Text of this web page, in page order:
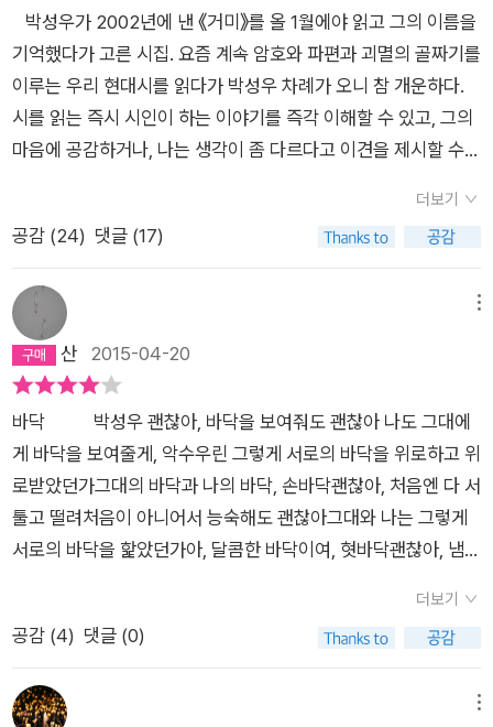
마와 조곤조곤 애기하던 입”의 기억을 되살린다. 열 달 동안만 입
이었던 입/아니, 열 달도 못되게 입이었던 입,/입 벌리고 하품하
다/문득, 사십년 전의 입을 만져본다//자궁 안에서만 입이었던
입/이도 잇몸도 없이/과일과 고기를 받아먹던 입/심장을 뛰게 하
던 입/엄마를 쪽쪽 빨아/눈 코 입 손 발을 키우던 입/입 한번 연 적
한 최근 시들의 한 경향에서 한 발 비켜서서 “일상의 진실과 생명
의 본성에 대한 탐구를 불러일으킨다는 점”(하상일 「해설」)에서
현재의 우리 시단에 커다란 의의를 지닌다. 첨단의 감각에 기울기
보다는 순박하고 투명하며, 때로는 “서른일곱 먹도록” “서울엔
종점 같은 건 없는 줄 알았”(「종점」)다는 어리숙한 모습으로 중심
에서 외떨어진 삶의 쓸쓸함과 아름다움을 진솔하게 드러내는 그
의 시는, 언뜻 보기에 낡고 오래된 듯하지만 그럼으로써 오히려
더욱 생생한 서정시의 환한 미래를 보여준다 하겠다. 이팝나무 아
래 우체국이 있다/빨강 우체통 세우고 우체국을 낸 건 나지만/이
팝나무 우체국의 주인은 닭이다/부리를 쪼아 소인을 찍는 일이
며/뙤똥뙤똥 편지 배달을 나가는 일이며/파닥파닥 한소식 걷어오
는 일이며/닭들은 종일 우체국 일로 분주하다/이팝나무 우체국
우체부는 다섯이다/수탉 우체국장과 암탉 집배원 넷은/꼬오옥 꼭
흩어졌다가는 앞다투어/이팝나무 우체국으로 돌아온다/꽃에 취
해 거드름 피우는 법 없고/눈비 치는 날조차 결근하는 일 없다/때
박성우가 2002년에 낸 《거미》를 올 1월에야 읽고 그의 이름을
기억했다가 고른 시집. 요즘 계속 암호와 파편과 괴멸의 골짜기를
이루는 우리 현대시를 읽다가 박성우 차례가 오니 참 개운하다.
시를 읽는 즉시 시인이 하는 이야기를 즉각 이해할 수 있고, 그의
마음에 공감하거나, 나는 생각이 좀 다르다고 이견을 제시할 수
품들이 몇 달째 연이어 단어의 기호화와 전위의 기치를 올린 시를
읽느라 쌓인 피로를 말끔하게 씻어준다. 확실하다, 그동안의 피곤
“‘별 말 없이’도 따뜻하고 아름다운”에서 첫 마디가 나를 더욱 즐
겁게 해주었다. “요즘 들어 시를 읽는 일이 여간 괴롭고 힘든 일
이 아니다. 더군다나 지난한 독서의 과정을 거쳐 한 편의 평문이
서 속수무책일 때가 많다.” (109쪽) 아, 현대문학에 대해서 특별
한 교육을 받은 전문가인 평론가도 요즘 시를 읽는 일이 나처럼
괴롭고 힘든 일이었다는 걸 아는 거 하나만 가지고도 위안을 받을
수 있었다. 그러니 나 같은 무지렁이 독자가 요즘 시의 바다에 빠
져 허우적거린 것은 당연한 일이겠다. 이런 사소한 것에조차 기대
위안으로 삼고 싶어 한다면 이게 시인의 문제인가, 독자의 문제인
가. 이번 시집에서 시인은 도시를 벗어난다. 많은 시가 시골, 염
닭 놔먹이는 집과 담 없이 이웃한 작은 집이기도 한데 시인의 늙
더보기
공감 (24) 댓글 (17)
산 2015-04-20
바닥​ 박성우 괜찮아, 바닥을 보여줘도 괜찮아 나도 그대에
게 바닥을 보여줄게, 악수우린 그렇게 서로의 바닥을 위로하고 위
로받았던가그대의 바닥과 나의 바닥, 손바닥​괜찮아, 처음엔 다 서
툴고 떨려처음이 아니어서 능숙해도 괜찮아그대와 나는 그렇게
서로의 바닥을 핥았던가아, 달콤한 바닥이여, 혓바닥​괜찮아, 냄새
줄게그대와 내가 마주앉아 씻어주던 바닥, 발바닥​그래, 우리 몸엔
세 개의 바닥이 있지 손바닥과 혓바닥과 발바닥,이 세 바닥을 죄
을 사랑이겠지 시집[자두나무 정류장(창비2011)] 중
더보기
공감 (4) 댓글 (0)